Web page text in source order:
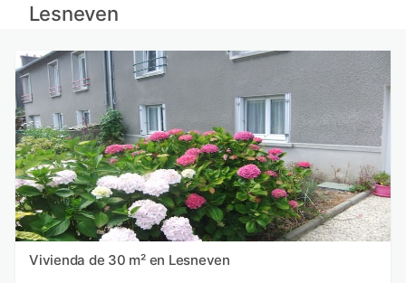
Lesneven
Vivienda de 30 m² en Lesneven